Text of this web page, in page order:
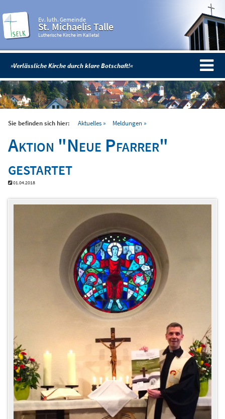
Ev. luth. Gemeinde
St. Michaelis Talle
Lutherische Kirche im Kalletal
»Verlässliche Kirche durch klare Botschaft!«
Sie befinden sich hier: Aktuelles Meldungen
Aktion "Neue Pfarrer"
gestartet
01.04.2018